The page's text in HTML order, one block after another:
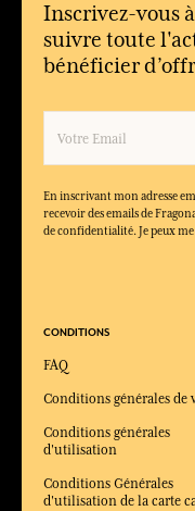
Inscrivez-vous
suivre toute
bénéficier
En inscrivant mon adresse
recevoir des emails de
de confidentialité. Je peux
CONDITIONS
FAQ
Conditions générales de
Conditions générales
d'utilisation
Conditions Générales
d'utilisation de la carte